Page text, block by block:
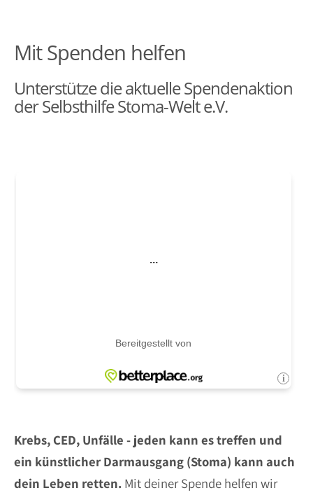
Mit Spenden helfen
Unterstütze die aktuelle Spendenaktion
der Selbsthilfe Stoma-Welt e.V.
Krebs, CED, Unfälle - jeden kann es treffen und
ein künstlicher Darmausgang (Stoma) kann auch
dein Leben retten. Mit deiner Spende helfen wir